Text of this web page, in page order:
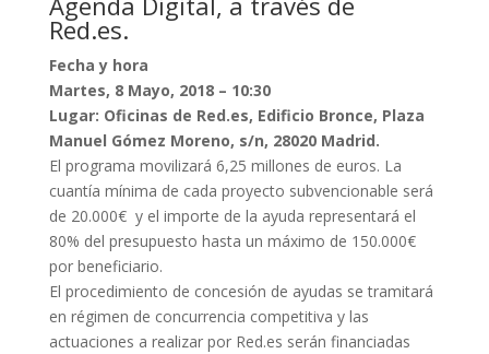
Red.es.
Fecha y hora
Martes, 8 Mayo, 2018 – 10:30
Lugar: Oficinas de Red.es, Edificio Bronce, Plaza
Manuel Gómez Moreno, s/n, 28020 Madrid.
El programa movilizará 6,25 millones de euros. La
cuantía mínima de cada proyecto subvencionable será
de 20.000€ y el importe de la ayuda representará el
80% del presupuesto hasta un máximo de 150.000€
por beneficiario.
El procedimiento de concesión de ayudas se tramitará
en régimen de concurrencia competitiva y las
actuaciones a realizar por Red.es serán financiadas